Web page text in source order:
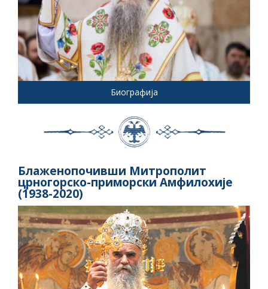
Биографија
Блаженопочивши Митрополит
црногорско-приморски Амфилохије
(1938-2020)